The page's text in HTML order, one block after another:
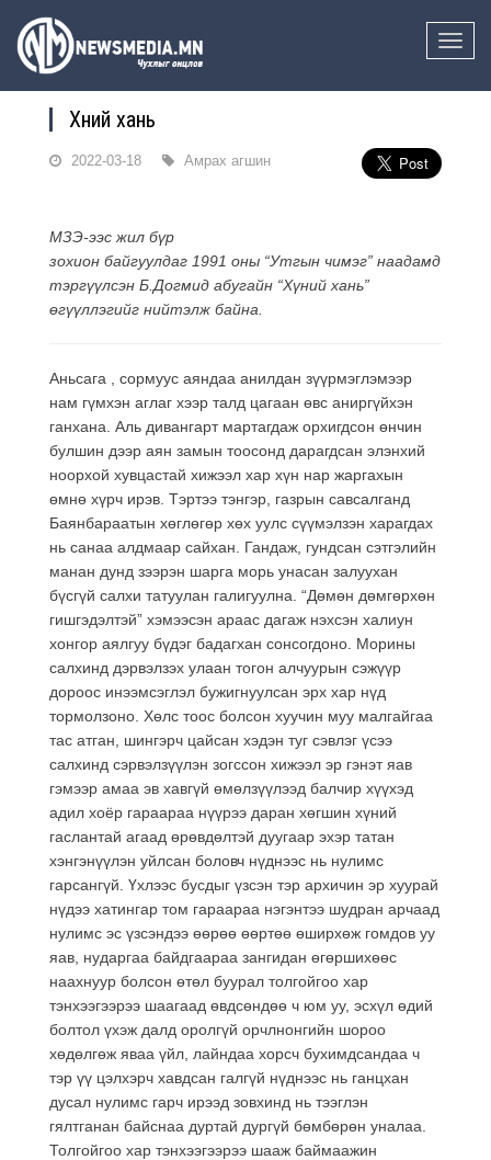
Toggle
Хүний хань
2022-03-18 Амрах агшин
МЗЭ-ээс жил бүр
зохион байгуулдаг 1991 оны “Утгын чимэг” наадамд
тэргүүлсэн Б.Догмид абугайн “Хүний хань”
өгүүллэгийг нийтэлж байна.
Аньсага , сормуус аяндаа анилдан зүүрмэглэмээр
нам гүмхэн аглаг хээр талд цагаан өвс аниргүйхэн
ганхана. Аль дивангарт мартагдаж орхигдсон өнчин
булшин дээр аян замын тоосонд дарагдсан элэнхий
ноорхой хувцастай хижээл хар хүн нар жаргахын
өмнө хүрч ирэв. Тэртээ тэнгэр, газрын савсалганд
Баянбараатын хөглөгөр хөх уулс сүүмэлзэн харагдах
нь санаа алдмаар сайхан. Гандаж, гундсан сэтгэлийн
манан дунд зээрэн шарга морь унасан залуухан
бүсгүй салхи татуулан галигуулна. “Дөмөн дөмгөрхөн
гишгэдэлтэй” хэмээсэн араас дагаж нэхсэн халиун
хонгор аялгуу бүдэг бадагхан сонсогдоно. Морины
салхинд дэрвэлзэх улаан тогон алчуурын сэжүүр
дороос инээмсэглэл бужигнуулсан эрх хар нүд
тормолзоно. Хөлс тоос болсон хуучин муу малгайгаа
тас атган, шингэрч цайсан хэдэн туг сэвлэг үсээ
салхинд сэрвэлзүүлэн зогссон хижээл эр гэнэт яав
гэмээр амаа эв хавгүй өмөлзүүлээд балчир хүүхэд
адил хоёр гараараа нүүрээ даран хөгшин хүний
гаслантай агаад өрөвдөлтэй дуугаар эхэр татан
хэнгэнүүлэн уйлсан боловч нүднээс нь нулимс
гарсангүй. Үхлээс бусдыг үзсэн тэр архичин эр хуурай
нүдээ хатингар том гараараа нэгэнтээ шудран арчаад
нулимс эс үзсэндээ өөрөө өөртөө өширхөж гомдов уу
яав, нударгаа байдгаараа зангидан өгөршихөөс
наахнуур болсон өтөл буурал толгойгоо хар
тэнхээгээрээ шаагаад өвдсөндөө ч юм уу, эсхүл өдий
болтол үхэж далд оролгүй орчлнонгийн шороо
хөдөлгөж яваа үйл, лайндаа хорсч бухимдсандаа ч
тэр үү цэлхэрч хавдсан галгүй нүднээс нь ганцхан
дусал нулимс гарч ирээд зовхинд нь тээглэн
гялтганан байснаа дуртай дургүй бөмбөрөн уналаа.
Толгойгоо хар тэнхээгээрээ шааж баймаажин